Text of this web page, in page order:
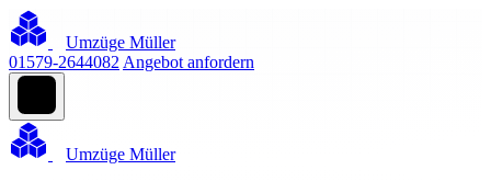
Umzüge Müller
01579-2644082 Angebot anfordern
Umzüge Müller